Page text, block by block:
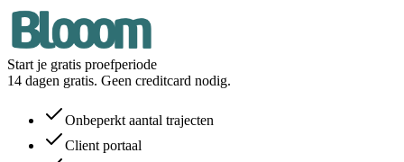
Start je gratis proefperiode
14 dagen gratis. Geen creditcard nodig.
Onbeperkt aantal trajecten
Client portaal